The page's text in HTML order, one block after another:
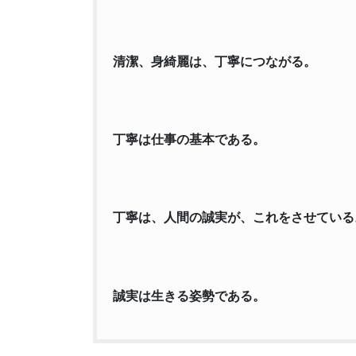
清潔、身綺麗は、丁寧につながる。
丁寧は仕事の基本である。
丁寧は、人間の誠実が、これをさせてい
誠実は生きる姿勢である。